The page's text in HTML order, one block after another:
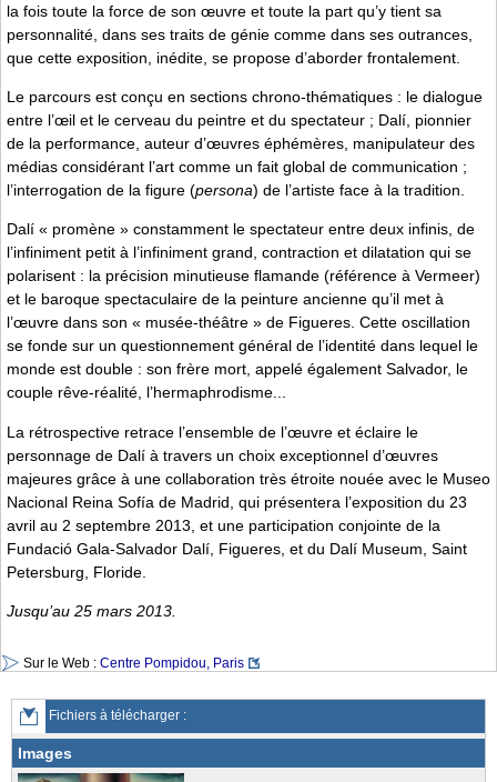
la fois toute la force de son œuvre et toute la part qu’y tient sa
personnalité, dans ses traits de génie comme dans ses outrances,
que cette exposition, inédite, se propose d’aborder frontalement.
Le parcours est conçu en sections chrono-thématiques : le dialogue
entre l’œil et le cerveau du peintre et du spectateur ; Dalí, pionnier
de la performance, auteur d’œuvres éphémères, manipulateur des
médias considérant l’art comme un fait global de communication ;
l’interrogation de la figure (persona) de l’artiste face à la tradition.
Dalí « promène » constamment le spectateur entre deux infinis, de
l’infiniment petit à l’infiniment grand, contraction et dilatation qui se
polarisent : la précision minutieuse flamande (référence à Vermeer)
et le baroque spectaculaire de la peinture ancienne qu’il met à
l’œuvre dans son « musée-théâtre » de Figueres. Cette oscillation
se fonde sur un questionnement général de l’identité dans lequel le
monde est double : son frère mort, appelé également Salvador, le
couple rêve-réalité, l’hermaphrodisme...
La rétrospective retrace l’ensemble de l’œuvre et éclaire le
personnage de Dalí à travers un choix exceptionnel d’œuvres
majeures grâce à une collaboration très étroite nouée avec le Museo
Nacional Reina Sofía de Madrid, qui présentera l’exposition du 23
avril au 2 septembre 2013, et une participation conjointe de la
Fundació Gala-Salvador Dalí, Figueres, et du Dalí Museum, Saint
Petersburg, Floride.
Jusqu’au 25 mars 2013.
Sur le Web : Centre Pompidou, Paris
Fichiers à télécharger :
Images